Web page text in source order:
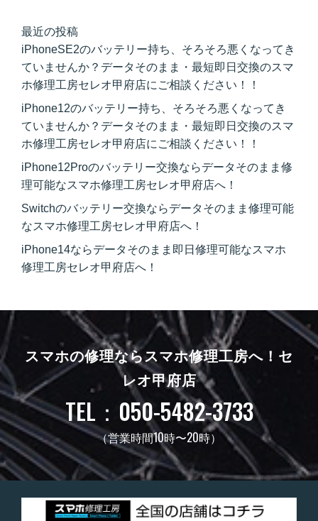
最近の投稿
iPhoneSE2のバッテリー持ち、そろそろ悪くなってき
ていませんか？データそのまま・最短即日交換のスマ
ホ修理工房セレオ甲府店にご相談ください！！
iPhone12のバッテリー持ち、そろそろ悪くなってき
ていませんか？データそのまま・最短即日交換のスマ
ホ修理工房セレオ甲府店にご相談ください！！
iPhone12Proのバッテリー交換ならデータそのまま修
理可能なスマホ修理工房セレオ甲府店へ！
Switchのバッテリー交換ならデータそのまま修理可能
なスマホ修理工房セレオ甲府店へ！
iPhone14ならデータそのまま即日修理可能なスマホ
修理工房セレオ甲府店へ！
スマホの修理ならスマホ修理工房へ！ セ
レオ甲府店
TEL：050-5482-3733
（営業時間10時〜20時）